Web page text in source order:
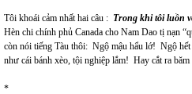
Tôi khoái cảm nhất hai câu : Trong khi tôi luồn
Hèn chi chính phủ Canada cho Nam Dao tị nạn
còn nói tiếng Tàu thôi: Ngộ mậu hẩu lớ! Ngộ
như cái bánh xèo, tội nghiệp lắm! Hay cắt ra băm
*